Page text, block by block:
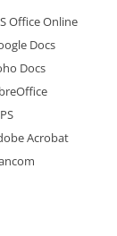
Office Online
Docs
Docs
Acrobat